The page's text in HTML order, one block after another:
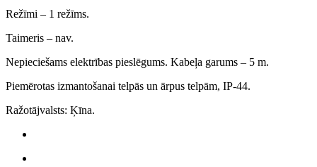
Režīmi – 1 režīms.
Taimeris – nav.
Nepieciešams elektrības pieslēgums. Kabeļa garums – 5 m.
Piemērotas izmantošanai telpās un ārpus telpām, IP-44.
Ražotājvalsts: Ķīna.